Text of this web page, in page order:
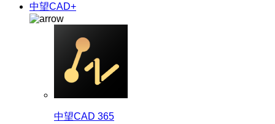
中望CAD+
中望CAD 365